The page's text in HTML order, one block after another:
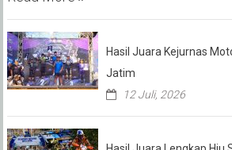
Hasil Juara Kejurnas
Jatim
12 Juli, 2026